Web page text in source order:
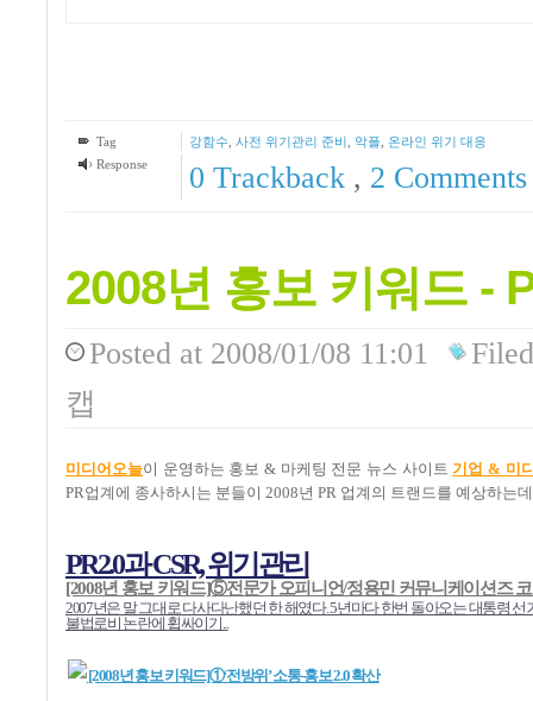
Tag 강함수, 사전 위기관리 준비 악플
온라인 위기 대응
Response
0 Trackback , 2 Comments
2008년 홍보 키워드 -
Posted at 2008/01/08 11:01
Filed
캡
미디어오늘이 운영하는 홍보 & 마케팅 전문 뉴스 사이트 기업 & 미
PR업계에 종사하시는 분들이 2008년 PR 업계의 트랜드를 예상하는
PR2.0과 CSR, 위기관리
[2008년 홍보 키워드]⑤전문가 오피니언/정용민 커뮤니케이션즈
2007년은 말 그대로 다사다난했던 한 해였다. 5년마다 한번 돌아오는 대통령
불법로비 논란에 휩싸이기...
[2008년 홍보 키워드]①‘전방위’ 소통-홍보 2.0 확산